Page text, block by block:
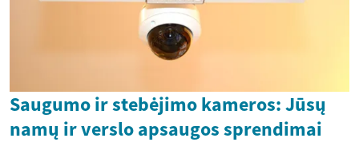
Saugumo ir stebėjimo kameros: Jūsų
namų ir verslo apsaugos sprendimai